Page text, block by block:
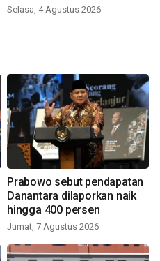
Selasa, 4 Agustus 2026
Prabowo sebut pendapatan
Danantara dilaporkan naik
hingga 400 persen
Jumat, 7 Agustus 2026